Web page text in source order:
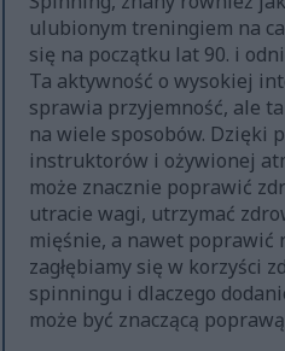
ulubionym treningiem na
się na początku lat 90. i
Ta aktywność o wysokiej
sprawia przyjemność, ale
na wiele sposobów. Dzięki
instruktorów i ożywionej
może znacznie poprawić
utracie wagi, utrzymać
mięśnie, a nawet poprawić
zagłębiamy się w korzyści
spinningu i dlaczego
może być znaczącą